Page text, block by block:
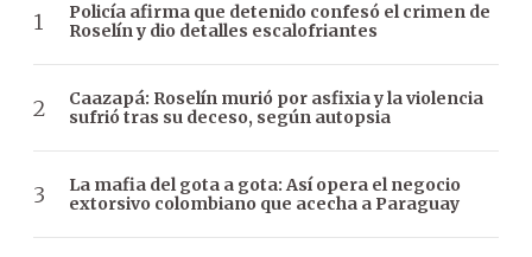
Policía afirma que detenido confesó el crimen de
Roselín y dio detalles escalofriantes
Caazapá: Roselín murió por asfixia y la violencia
sufrió tras su deceso, según autopsia
La mafia del gota a gota: Así opera el negocio
extorsivo colombiano que acecha a Paraguay